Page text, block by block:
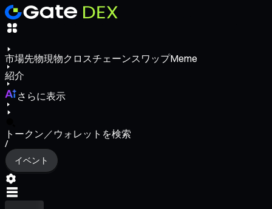
市場先物現物クロスチェーンスワップMeme
紹介
さらに表示
トークン／ウォレットを検索
/
イベント